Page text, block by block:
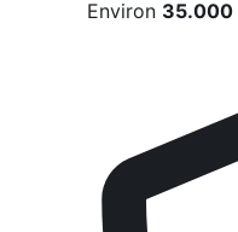
Environ 35.000